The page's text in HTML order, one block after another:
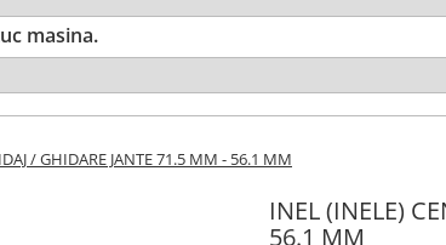
masina.
/ GHIDARE JANTE 71.5 MM - 56.1 MM
INEL (INELE)
56.1 MM